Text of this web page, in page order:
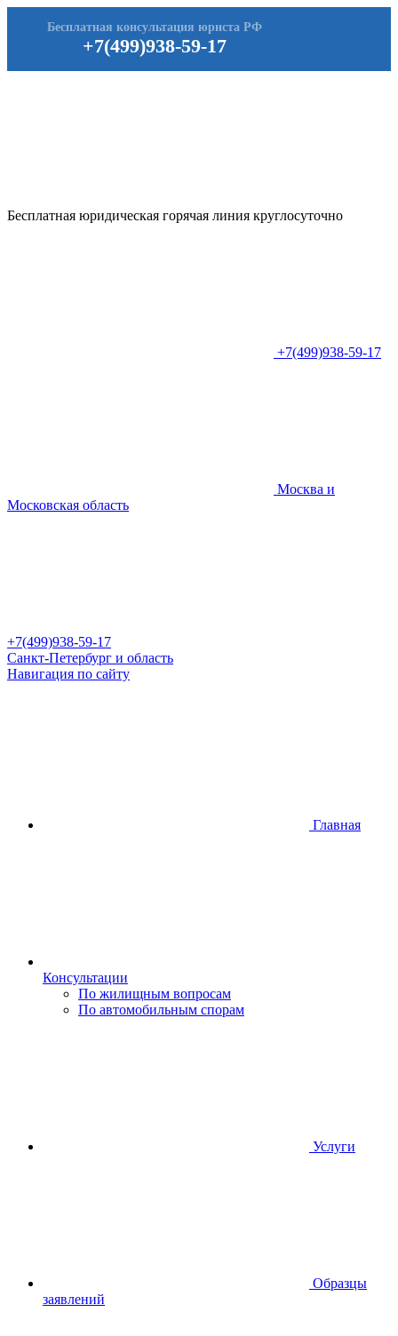
+7(499)938-59-17
Бесплатная консультация юриста РФ
Бесплатная юридическая горячая линия круглосуточно
+7(499)938-59-17
Москва и
Московская область
+7(499)938-59-17
Санкт-Петербург и область
Навигация по сайту
Главная
Консультации
По жилищным вопросам
По автомобильным спорам
Услуги
Образцы
заявлений